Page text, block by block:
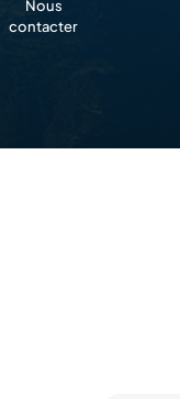
Nous
contacter